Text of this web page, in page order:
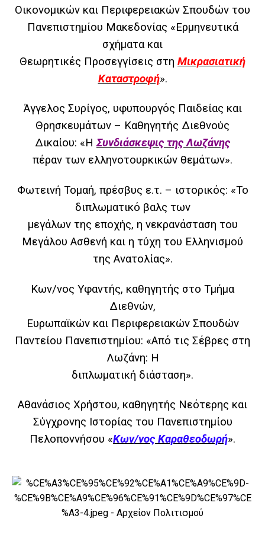
Οικονομικών και Περιφερειακών Σπουδών του
Πανεπιστημίου Μακεδονίας «Ερμηνευτικά
σχήματα και
Θεωρητικές Προσεγγίσεις στη Μικρασιατική
Καταστροφή».
Άγγελος Συρίγος, υφυπουργός Παιδείας και
Θρησκευμάτων – Καθηγητής Διεθνούς
Δικαίου: «ΗΣυνδιάσκεψις της Λωζάνης
πέραν των ελληνοτουρκικών θεμάτων».
Φωτεινή Τομαή, πρέσβυς ε.τ. – ιστορικός: «Το
διπλωματικό βαλς των
μεγάλων της εποχής, η νεκρανάσταση του
Μεγάλου Ασθενή και η τύχη του Ελληνισμού
της Ανατολίας».
Κων/νος Υφαντής, καθηγητής στο Τμήμα
Διεθνών,
Ευρωπαϊκών και Περιφερειακών Σπουδών
Παντείου Πανεπιστημίου: «Από τις Σέβρες στη
Λωζάνη: Η
διπλωματική διάσταση».
Αθανάσιος Χρήστου, καθηγητής Νεότερης και
Σύγχρονης Ιστορίας του Πανεπιστημίου
Πελοποννήσου «Κων/νος Καραθεοδωρή».